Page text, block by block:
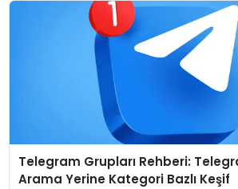
Telegram Grupları Rehberi:
Arama Yerine Kategori Bazlı Keşif